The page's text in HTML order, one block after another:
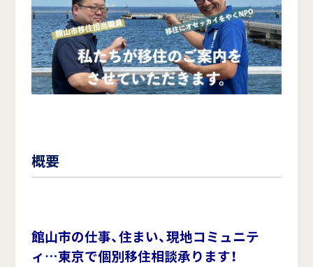
概要
館山市の仕事、住まい、現地コミュニテ
ィ…東京で個別移住相談承ります！